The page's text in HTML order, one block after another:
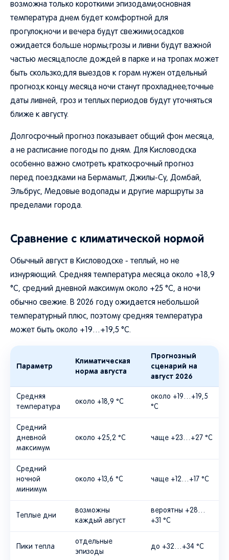
возможна только короткими эпизодами;основная
температура днем будет комфортной для
прогулок;ночи и вечера будут свежими;осадков
ожидается больше нормы;грозы и ливни будут важной
частью месяца;после дождей в парке и на тропах может
быть скользко;для выездов к горам нужен отдельный
прогноз;к концу месяца ночи станут прохладнее;точные
даты ливней, гроз и теплых периодов будут уточняться
ближе к августу.
Долгосрочный прогноз показывает общий фон месяца,
а не расписание погоды по дням. Для Кисловодска
особенно важно смотреть краткосрочный прогноз
перед поездками на Бермамыт, Джилы-Су, Домбай,
Эльбрус, Медовые водопады и другие маршруты за
пределами города.
Сравнение с климатической нормой
Обычный август в Кисловодске - теплый, но не
изнуряющий. Средняя температура месяца около +18,9
°C, средний дневной максимум около +25 °C, а ночи
обычно свежие. В 2026 году ожидается небольшой
температурный плюс, поэтому средняя температура
может быть около +19…+19,5 °C.
Параметр
Климатическая
норма августа
Прогнозный
сценарий на
август 2026
Средняя
температура
около +18,9 °C
около +19…+19,5
°C
Средний
дневной
максимум
около +25,2 °C чаще +23…+27 °C
Средний
ночной
минимум
около +13,6 °C чаще +12…+17 °C
Теплые дни
возможны
каждый август
вероятны +28…
+31 °C
Пики тепла
отдельные
эпизоды
до +32…+34 °C